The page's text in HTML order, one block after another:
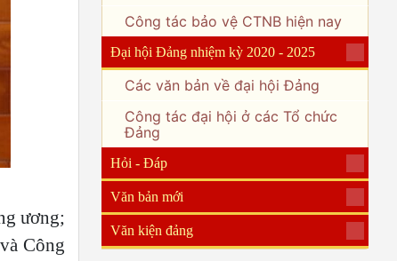
ương;
Công
Công tác bảo vệ CTNB hiện nay
Đại hội Đảng nhiệm kỳ 2020 - 2025
Các văn bản về đại hội Đảng
Công tác đại hội ở các Tổ chức
Đảng
Hỏi - Đáp
Văn bản mới
Văn kiện đảng